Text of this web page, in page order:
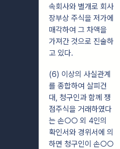
속회사와 별개로 회사
장부상 주식을 저가에
매각하여 그 차액을
가져간 것으로 진술하
고 있다.
(6) 이상의 사실관계
를 종합하여 살피건
대, 청구인과 함께 쟁
점주식을 거래하였다
는 손○○ 외 4인의
확인서와 경위서에 의
하면 청구인이 손○○